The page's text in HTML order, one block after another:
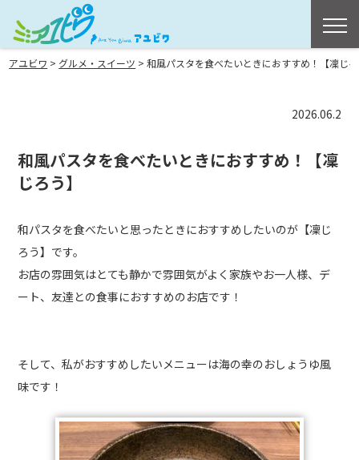
アユビワ > グルメ・スイーツ >和風パスタを食べたいときにおすすめ！【凜じ
2026.06.2
和風パスタを食べたいときにおすすめ！【凜
じろう】
和パスタを食べたいと思ったときにおすすめしたいのが【凜じ
ろう】です。
お店の雰囲気はとても静かで雰囲気がよく家族やお一人様、デ
ート、友達との食事におすすめのお店です！
そして、私がおすすめしたいメニューは海の幸のおしょうゆ風
味です！